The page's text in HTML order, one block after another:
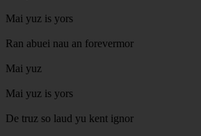
Mai yuz is yors
Ran abuei nau an forevermor
Mai yuz
Mai yuz is yors
De truz so laud yu kent ignor